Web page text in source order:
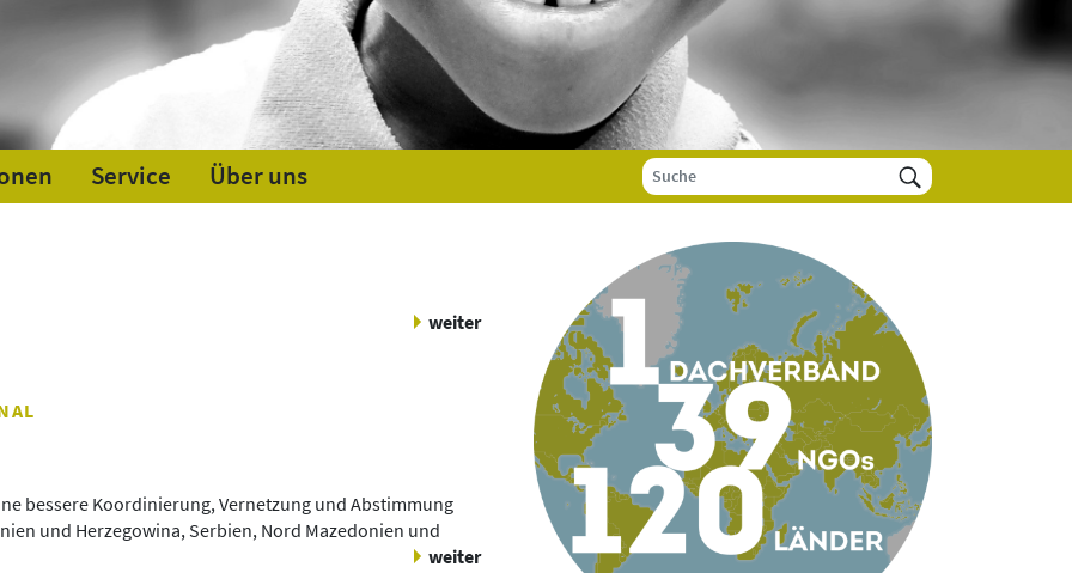
Service Über uns
weiter
bessere Koordinierung, Vernetzung und Abstimmung
und Herzegowina, Serbien, Nord Mazedonien und
weiter